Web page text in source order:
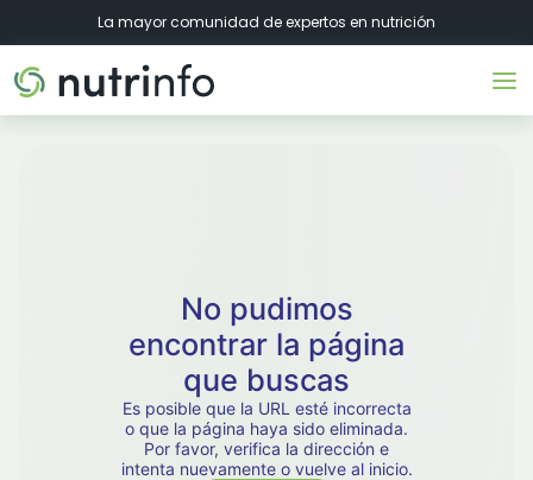
La mayor comunidad de expertos en nutrición
No pudimos
encontrar la página
que buscas
Es posible que la URL esté incorrecta
o que la página haya sido eliminada.
Por favor, verifica la dirección e
intenta nuevamente o vuelve al inicio.